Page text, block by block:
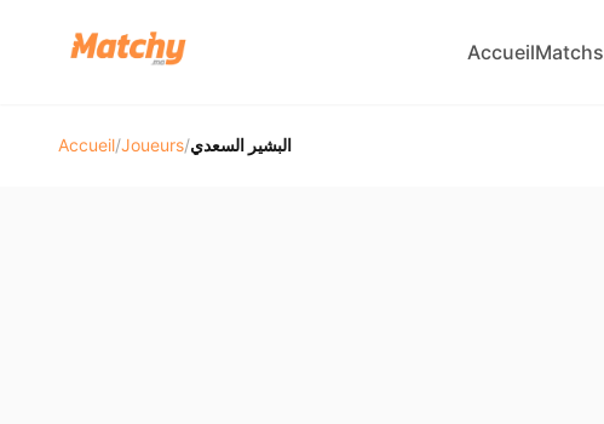
AccueilMatchs
Accueil/Joueurs/البشير السعدي